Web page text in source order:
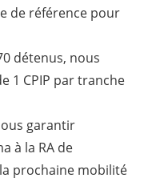
de référence pour
détenus, nous
1 CPIP par tranche
garantir
à la RA de
la prochaine mobilité